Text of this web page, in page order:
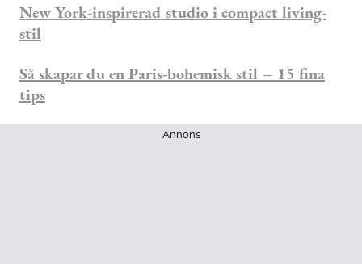
New York-inspirerad studio i compact living-
stil
Så skapar du en Paris-bohemisk stil – 15 fina
tips
Annons